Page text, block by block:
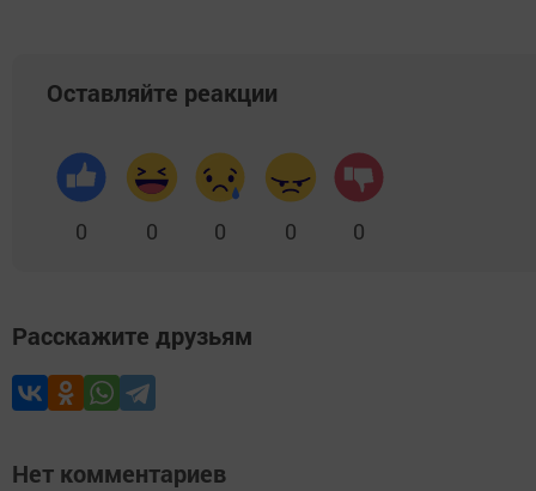
Оставляйте реакции
0 0 0 0 0
Расскажите друзьям
Нет комментариев